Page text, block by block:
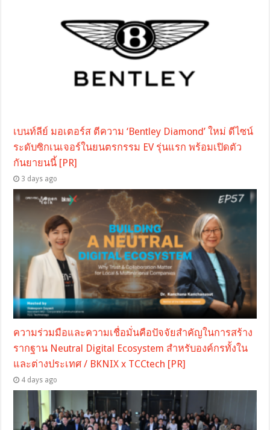
เบนท์ลีย์ มอเตอร์ส ตีความ ‘Bentley Diamond’ ใหม่ ดีไซน์
ระดับซิกเนเจอร์ในยนตรกรรม EV รุ่นแรก พร้อมเปิดตัว
กันยายนนี้ [PR]
3 days ago
ความร่วมมือและความเชื่อมั่นคือปัจจัยสำคัญในการสร้าง
รากฐาน Neutral Digital Ecosystem สำหรับองค์กรทั้งใน
และต่างประเทศ / BKNIX x TCCtech [PR]
4 days ago